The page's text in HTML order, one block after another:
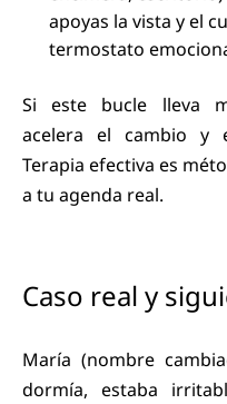
apoyas la vista y el
termostato
Si este bucle lleva
acelera el cambio y
Terapia efectiva es
a tu agenda real.
Caso real y
María (nombre
dormía, estaba